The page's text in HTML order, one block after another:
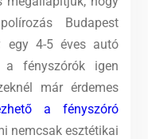
Budapest
egy 4-5 éves autó
a fényszórók igen
már érdemes
a fényszóró
nemcsak esztétikai